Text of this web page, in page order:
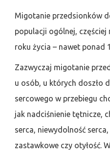
Migotanie przedsionków
populacji ogólnej, częściej
roku życia – nawet ponad
Zazwyczaj migotanie
u osób, u których doszło
sercowego w przebiegu
jak nadciśnienie tętnicze,
serca, niewydolność
zastawkowe czy otyłość.